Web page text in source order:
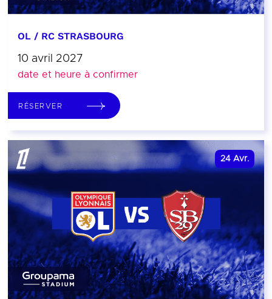
OL / RC STRASBOURG
10 avril 2027
date et heure à confirmer
RÉSERVER
24 Avr.